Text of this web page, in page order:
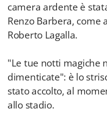
camera ardente è
Renzo Barbera, come
Roberto Lagalla.
"Le tue notti magiche
dimenticate": è lo
stato accolto, al
allo stadio.